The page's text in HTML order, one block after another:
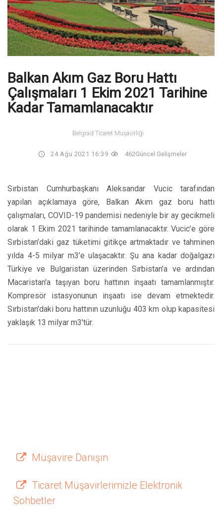
Balkan Akım Gaz Boru Hattı
Çalışmaları 1 Ekim 2021 Tarihine
Kadar Tamamlanacaktır
Belgrad Ticaret Müşavirliği
24 Ağu 2021 16:39 462Güncel Gelişmeler
Sırbistan Cumhurbaşkanı Aleksandar Vucic tarafından
yapılan açıklamaya göre, Balkan Akım gaz boru hattı
çalışmaları, COVID-19 pandemisi nedeniyle bir ay gecikmeli
olarak 1 Ekim 2021 tarihinde tamamlanacaktır. Vucic’e göre
Sırbistan’daki gaz tüketimi gitikçe artmaktadır ve tahminen
yılda 4-5 milyar m3’e ulaşacaktır. Şu ana kadar doğalgazı
Türkiye ve Bulgaristan üzerinden Sırbistan'a ve ardından
Macaristan'a taşıyan boru hattının inşaatı tamamlanmıştır.
Kompresör istasyonunun inşaatı ise devam etmektedir.
Sırbistan'daki boru hattının uzunluğu 403 km olup kapasitesi
yaklaşık 13 milyar m3'tür.
Müşavire Danışın
Ticaret Müşavirlerimizle Elektronik
Sohbetler